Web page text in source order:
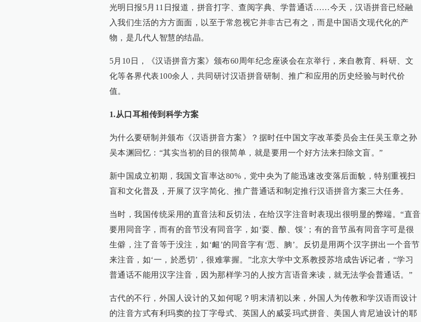
光明日报5月11日报道，拼音打字、查阅字典、学普通话……今天，汉语拼音已经融
入我们生活的方方面面，以至于常忽视它并非古已有之，而是中国语文现代化的产
物，是几代人智慧的结晶。
5月10日，《汉语拼音方案》颁布60周年纪念座谈会在京举行，来自教育、科研、文
化等各界代表100余人，共同研讨汉语拼音研制、推广和应用的历史经验与时代价
值。
1.从口耳相传到科学方案
为什么要研制并颁布《汉语拼音方案》？据时任中国文字改革委员会主任吴玉章之孙
吴本渊回忆：“其实当初的目的很简单，就是要用一个好方法来扫除文盲。”
新中国成立初期，我国文盲率达80%，党中央为了能迅速改变落后面貌，特别重视扫
盲和文化普及，开展了汉字简化、推广普通话和制定推行汉语拼音方案三大任务。
当时，我国传统采用的直音法和反切法，在给汉字注音时表现出很明显的弊端。“直音
要用同音字，而有的音节没有同音字，如‘耍、酿、馁’；有的音节虽有同音字可是很
生僻，注了音等于没注，如‘衄’的同音字有‘恧、朒’。反切是用两个汉字拼出一个音节
来注音，如‘一，於悉切’，很难掌握。”北京大学中文系教授苏培成告诉记者，“学习
普通话不能用汉字注音，因为那样学习的人按方言语音来读，就无法学会普通话。”
古代的不行，外国人设计的又如何呢？明末清初以来，外国人为传教和学汉语而设计
的注音方式有利玛窦的拉丁字母式、英国人的威妥玛式拼音、美国人肯尼迪设计的耶